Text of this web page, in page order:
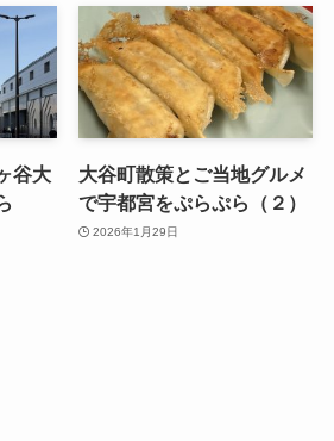
谷大
大谷町散策とご当地グルメ
で宇都宮をぷらぷら（２）
2026年1月29日